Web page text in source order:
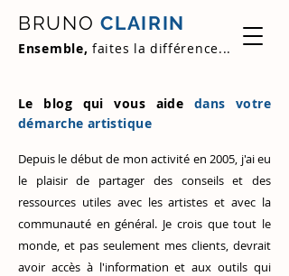
BRUNO CLAIRIN
Ensemble, faites la différence...
Le blog qui vous aide dans votre
démarche artistique
Depuis le début de mon activité en 2005, j'ai eu
le plaisir de partager des conseils et des
ressources utiles avec les artistes et avec la
communauté en général. Je crois que tout le
monde, et pas seulement mes clients, devrait
avoir accès à l'information et aux outils qui